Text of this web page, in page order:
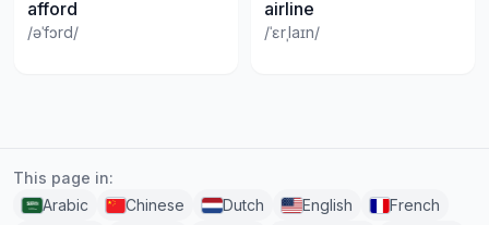
afford
/əˈfɔrd/
airline
/ˈɛrˌlaɪn/
This page in:
Arabic
Chinese Dutch English
French